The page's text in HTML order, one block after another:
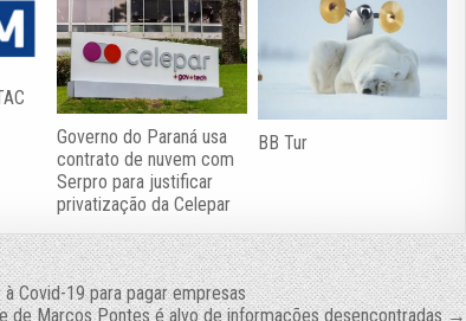
Governo do Paraná usa
contrato de nuvem com
Serpro para justificar
privatização da Celepar
BB Tur
Covid-19 para pagar empresas
de Marcos Pontes é alvo de informações desencontradas →